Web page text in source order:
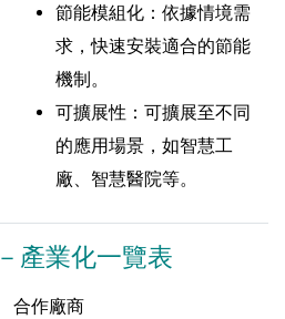
節能模組化：依據情境需
求，快速安裝適合的節能
機制。
可擴展性：可擴展至不同
的應用場景，如智慧工
廠、智慧醫院等。
產業化一覽表
合作廠商